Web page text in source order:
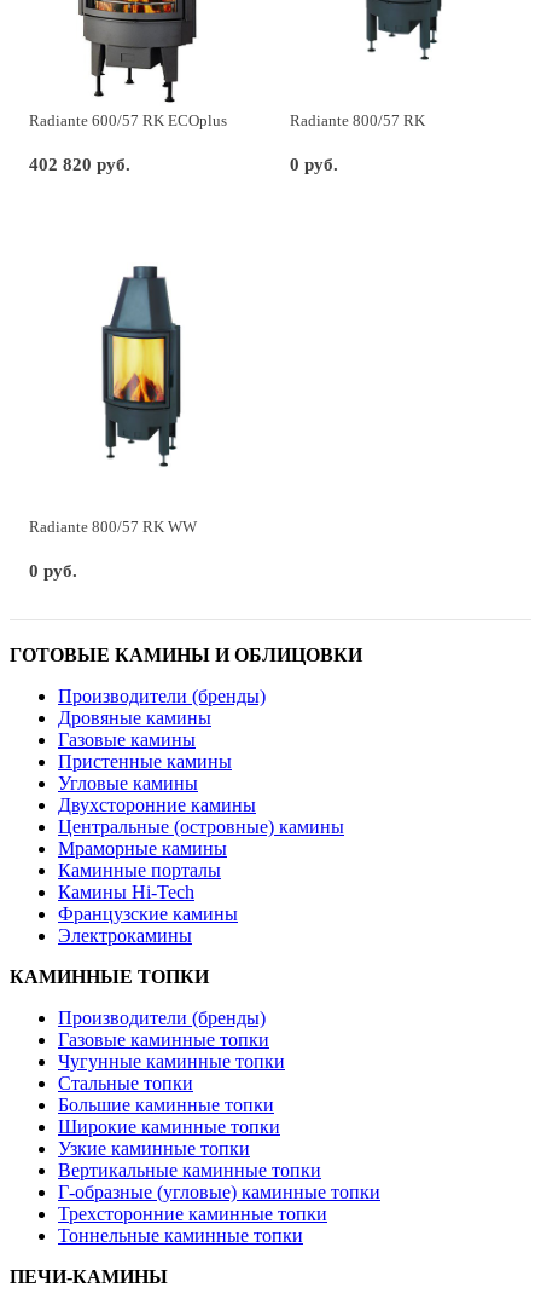
Radiante 600/57 RK ECOplus
402 820 руб.
Radiante 800/57 RK
0 руб.
Radiante 800/57 RK WW
0 руб.
ГОТОВЫЕ КАМИНЫ И ОБЛИЦОВКИ
Производители (бренды)
Дровяные камины
Газовые камины
Пристенные камины
Угловые камины
Двухсторонние камины
Центральные (островные) камины
Мраморные камины
Каминные порталы
Камины Hi-Tech
Французские камины
Электрокамины
КАМИННЫЕ ТОПКИ
Производители (бренды)
Газовые каминные топки
Чугунные каминные топки
Стальные топки
Большие каминные топки
Широкие каминные топки
Узкие каминные топки
Вертикальные каминные топки
Г-образные (угловые) каминные топки
Трехсторонние каминные топки
Тоннельные каминные топки
ПЕЧИ-КАМИНЫ